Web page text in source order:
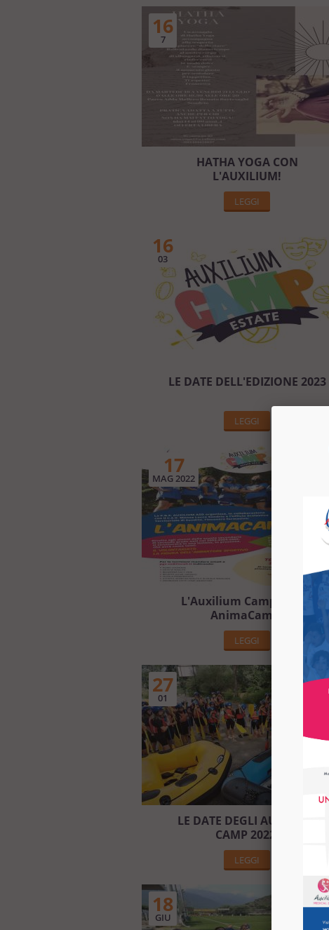
16
7
HATHA YOGA CON
L'AUXILIUM!
LEGGI
16
03
LE DATE DELL'EDIZIONE 2023
LEGGI
17
MAG 2022
L'Auxilium Camp 2022 è
AnimaCamp!
LEGGI
27
01
LE DATE DEGLI AUXILIUM
CAMP 2022!
LEGGI
18
GIU